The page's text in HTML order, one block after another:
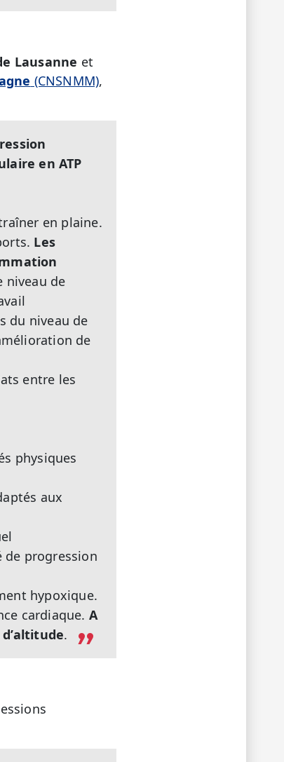
Lausanne et
(CNSNMM),
en ATP
en plaine.
Les
niveau de
du niveau de
de
entre les
physiques
aux
de progression
hypoxique.
cardiaque. A
.